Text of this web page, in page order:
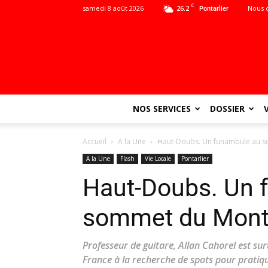
26.2 C Pontarlier
samedi 8 août 2026 Nous
NOS SERVICES DOSSIER
Accueil A la Une Haut-Doubs. Un funambule au
A la Une Flash Vie Locale Pontarlier
Haut-Doubs. Un
sommet du Mont
Professeur de guitare, Allan Cahorel est
France à la recherche de spots pour